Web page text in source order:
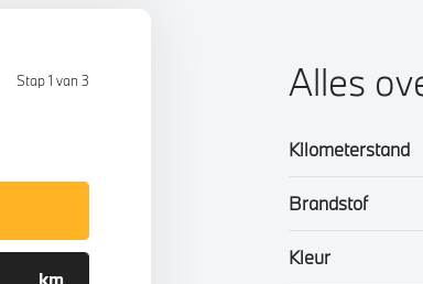
Stap 1 van 3 Alles
Kilometerstand
Brandstof
Kleur